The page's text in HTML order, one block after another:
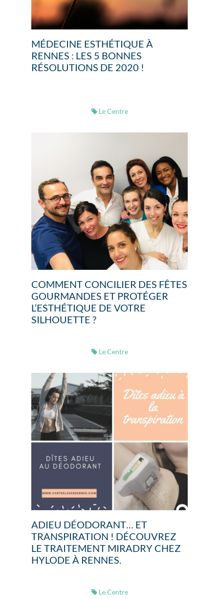
MÉDECINE ESTHÉTIQUE À
RENNES : LES 5 BONNES
RÉSOLUTIONS DE 2020 !
Le Centre
COMMENT CONCILIER DES FÊTES
GOURMANDES ET PROTÉGER
L’ESTHÉTIQUE DE VOTRE
SILHOUETTE ?
Le Centre
ADIEU DÉODORANT… ET
TRANSPIRATION ! DÉCOUVREZ
LE TRAITEMENT MIRADRY CHEZ
HYLODE À RENNES.
Le Centre